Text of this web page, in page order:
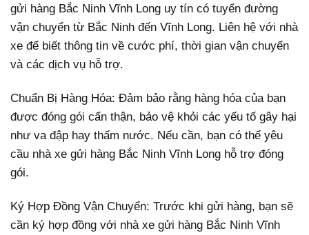
gửi hàng Bắc Ninh Vĩnh Long uy tín có tuyến đường
vận chuyển từ Bắc Ninh đến Vĩnh Long. Liên hệ với nhà
xe để biết thông tin về cước phí, thời gian vận chuyển
và các dịch vụ hỗ trợ.
Chuẩn Bị Hàng Hóa: Đảm bảo rằng hàng hóa của bạn
được đóng gói cẩn thận, bảo vệ khỏi các yếu tố gây hại
như va đập hay thấm nước. Nếu cần, bạn có thể yêu
cầu nhà xe gửi hàng Bắc Ninh Vĩnh Long hỗ trợ đóng
gói.
Ký Hợp Đồng Vận Chuyển: Trước khi gửi hàng, bạn sẽ
cần ký hợp đồng với nhà xe gửi hàng Bắc Ninh Vĩnh